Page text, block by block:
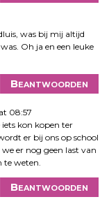
was bij mij altijd
Oh ja en een leuke
Beantwoorden
08:57
kon kopen ter
er bij ons op school
er nog geen last van
weten.
Beantwoorden